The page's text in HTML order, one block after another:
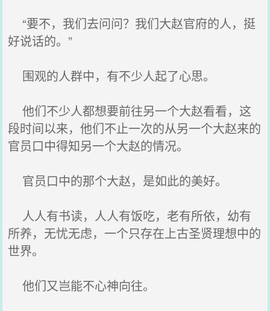
“要不，我们去问问？我们大赵官府的人，挺
好说话的。”
围观的人群中，有不少人起了心思。
他们不少人都想要前往另一个大赵看看，这
段时间以来，他们不止一次的从另一个大赵来的
官员口中得知另一个大赵的情况。
官员口中的那个大赵，是如此的美好。
人人有书读，人人有饭吃，老有所依，幼有
所养，无忧无虑，一个只存在上古圣贤理想中的
世界。
他们又岂能不心神向往。